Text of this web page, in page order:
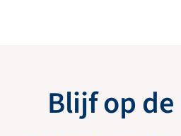
Blijf op